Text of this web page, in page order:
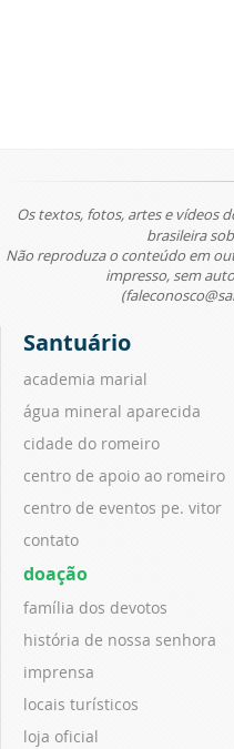
Os textos, fotos, artes e vídeos
brasileira
Não reproduza o conteúdo em
impresso, sem
Santuário
academia marial
água mineral aparecida
cidade do romeiro
centro de apoio ao romeiro
centro de eventos pe. vitor
contato
doação
família dos devotos
história de nossa senhora
imprensa
locais turísticos
loja oficial